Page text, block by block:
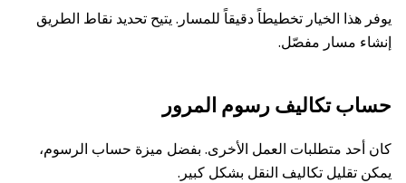
يوفر هذا الخيار تخطيطاً دقيقاً للمسار. يتيح تحديد نقاط الطريق
إنشاء مسار مفصّل.
حساب تكاليف رسوم المرور
كان أحد متطلبات العمل الأخرى. بفضل ميزة حساب الرسوم،
يمكن تقليل تكاليف النقل بشكل كبير.